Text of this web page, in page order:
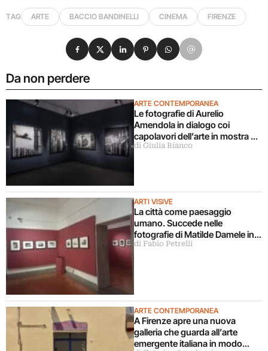
TAG ARTE BACCIO BANDINELLI CINEMA FIRENZE
Da non perdere
ARTE CONTEMPORANEA
Le fotografie di Aurelio
Amendola in dialogo coi
capolavori dell’arte in mostra a
Milano
di Giulia Bianco
ARTI VISIVE
La città come paesaggio
umano. Succede nelle
fotografie di Matilde Damele in
mostra a Roma
di Fabio Petrelli
ARTE CONTEMPORANEA
A Firenze apre una nuova
galleria che guarda all’arte
emergente italiana in modo
Condividi su Facebook
Condividi su X
Condividi su LinkedIn
Condividi su Pinterest
Condividi su WhatsApp
Condividi su Email